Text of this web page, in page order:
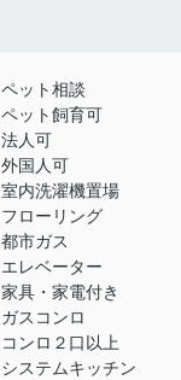
ペット相談
ペット飼育可
法人可
外国人可
室内洗濯機置場
フローリング
都市ガス
エレベーター
家具・家電付き
ガスコンロ
コンロ２口以上
システムキッチン